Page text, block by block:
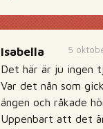
5
Isabella
Det här är ju ingen
Var det nån som
ängen och råkade
Uppenbart att det